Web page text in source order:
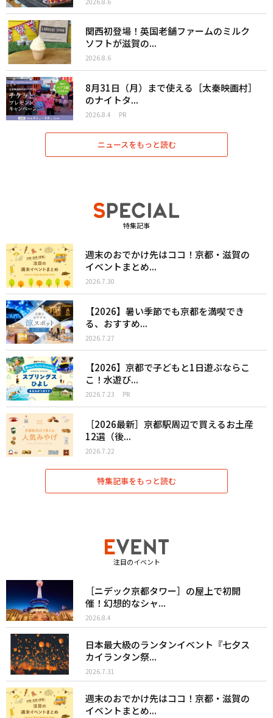
関西初登場！英国老舗ファームのミルク
ソフトが滋賀の...
2026.8.6
8月31日（月）まで使える［太秦映画村］
のナイトタ...
2026.8.4 PR
ニュースをもっと読む
特集記事
週末のおでかけ先はココ！京都・滋賀の
イベントまとめ...
2026.7.30
【2026】暑い季節でも京都を満喫でき
る、おすすめ...
2026.7.27
【2026】京都で子どもと1日遊ぶならこ
こ！水遊び...
2026.7.23 PR
［2026最新］京都駅周辺で買えるお土産
12選（後...
2026.7.22
特集記事をもっと読む
注目のイベント
［ニデック京都タワー］の屋上で初開
催！幻想的なシャ...
2026.8.4
日本最大級のランタンイベント『七夕ス
カイランタン祭...
2026.7.31
週末のおでかけ先はココ！京都・滋賀の
イベントまとめ...